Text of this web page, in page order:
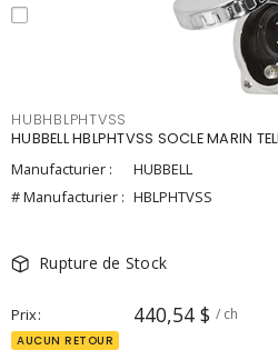
HUBHBLPHTVSS
HUBBELL HBLPHTVSS SOCLE MARIN
Manufacturier :
HUBBELL
# Manufacturier : HBLPHTVSS
Rupture de Stock
Prix 440,54 $ / ch
AUCUN RETOUR